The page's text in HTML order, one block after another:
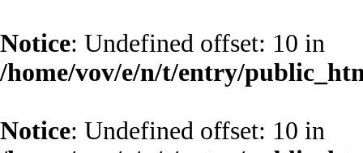
Notice: Undefined offset: 10 in
/home/vov/e/n/t/entry/
Notice: Undefined offset: 10 in